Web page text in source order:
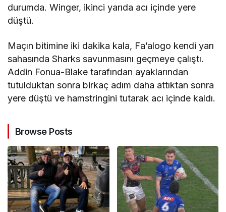
durumda. Winger, ikinci yarıda acı içinde yere
düştü.
Maçın bitimine iki dakika kala, Fa’alogo kendi yarı
sahasında Sharks savunmasını geçmeye çalıştı.
Addin Fonua-Blake tarafından ayaklarından
tutulduktan sonra birkaç adım daha attıktan sonra
yere düştü ve hamstringini tutarak acı içinde kaldı.
Browse Posts